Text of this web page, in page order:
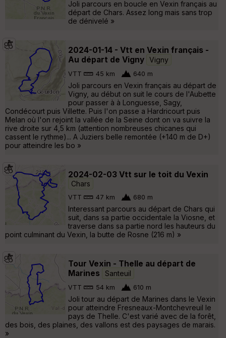
Joli parcours en boucle en Vexin français au
départ de Chars. Assez long mais sans trop
de dénivelé »
2024-01-14 - Vtt en Vexin français -
Au départ de Vigny Vigny
VTT 45 km 640 m
Joli parcours en Vexin français au départ de
Vigny, au début on suit le cours de l'Aubette
pour passer à à Longuesse, Sagy,
Condécourt puis Villette. Puis l'on passe a Hardricourt puis
Melan où l'on rejoint la vallée de la Seine dont on va suivre la
rive droite sur 4,5 km (attention nombreuses chicanes qui
cassent le rythme)... A Juziers belle remontée (+140 m de D+)
pour atteindre les bo »
2024-02-03 Vtt sur le toit du Vexin
Chars
VTT 47 km 680 m
Interessant parcours au départ de Chars qui
suit, dans sa partie occidentale la Viosne, et
traverse dans sa partie nord les hauteurs du
point culminant du Vexin, la butte de Rosne (216 m) »
Tour Vexin - Thelle au départ de
Marines
Santeuil
VTT 54 km 610 m
Joli tour au départ de Marines dans le Vexin
pour atteindre Fresneaux-Montchevreuil le
pays de Thelle. C'est varié avec de la forêt,
des bois, des plaines, des vallons est des paysages de marais.
»